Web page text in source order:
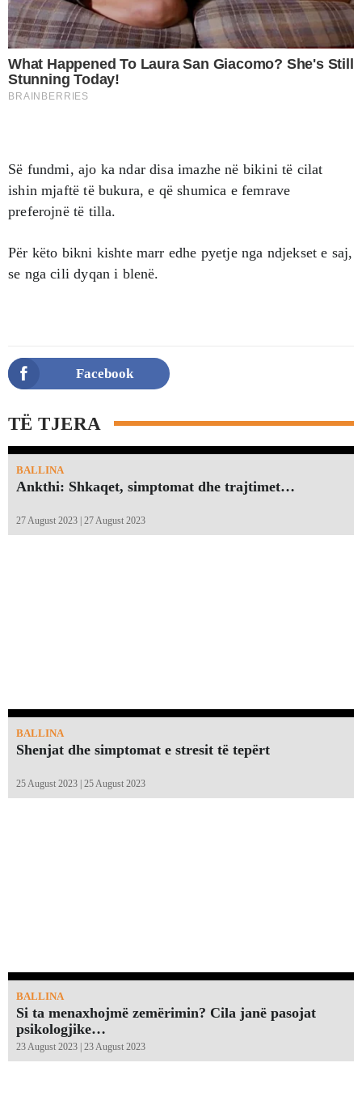
Së fundmi, ajo ka ndar disa imazhe në bikini të cilat
ishin mjaftë të bukura, e që shumica e femrave
preferojnë të tilla.
Për këto bikni kishte marr edhe pyetje nga ndjekset e saj,
se nga cili dyqan i blenë.
Facebook
TË TJERA
BALLINA
Ankthi: Shkaqet, simptomat dhe trajtimet…
27 August 2023 | 27 August 2023
BALLINA
Shenjat dhe simptomat e stresit të tepërt
25 August 2023 | 25 August 2023
BALLINA
Si ta menaxhojmë zemërimin? Cila janë pasojat
psikologjike…
23 August 2023 | 23 August 2023